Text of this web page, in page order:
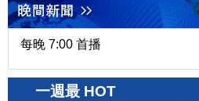
每晚 7:00 首播
一週最 HOT